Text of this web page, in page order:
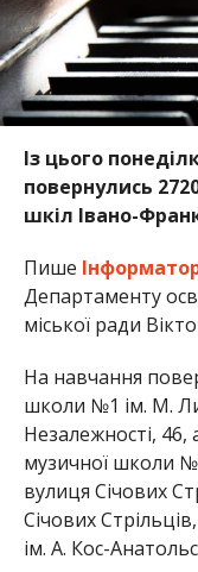
Із цього
повернулись
шкіл Івано-
Пише
Департаменту
міської ради
На навчання
школи №1 ім. М.
Незалежності, 46,
музичної школи
вулиця Січових
Січових
ім. А. Кос-